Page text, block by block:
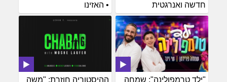
• האזינו
חדשה ואנרגטית
ההיסטוריה חוזרת: "משה "ילד טרמפולינה": שמחה